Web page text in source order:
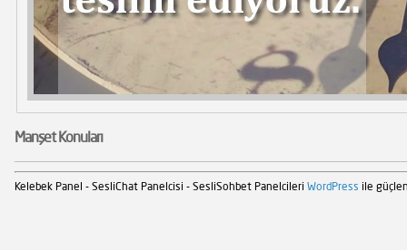
Manşet Konuları
Kelebek Panel - SesliChat Panelcisi - SesliSohbet Panelcileri WordPress ile